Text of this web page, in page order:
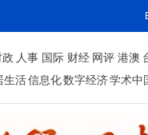
政 人事 国际 财经 网评 港澳
生活信息化数字经济学术中